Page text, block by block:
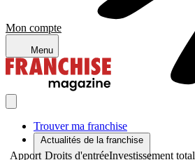
Mon compte
Menu
Trouver ma franchise
Actualités de la franchise
Apport Droits d'entréeInvestissement total